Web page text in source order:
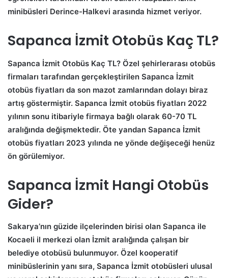
minibüsleri Derince-Halkevi arasında hizmet veriyor.
Sapanca İzmit Otobüs Kaç TL?
Sapanca İzmit Otobüs Kaç TL? Özel şehirlerarası otobüs
firmaları tarafından gerçekleştirilen Sapanca İzmit
otobüs fiyatları da son mazot zamlarından dolayı biraz
artış göstermiştir. Sapanca İzmit otobüs fiyatları 2022
yılının sonu itibariyle firmaya bağlı olarak 60-70 TL
aralığında değişmektedir. Öte yandan Sapanca İzmit
otobüs fiyatları 2023 yılında ne yönde değişeceği henüz
ön görülemiyor.
Sapanca İzmit Hangi Otobüs
Gider?
Sakarya’nın güzide ilçelerinden birisi olan Sapanca ile
Kocaeli il merkezi olan İzmit aralığında çalışan bir
belediye otobüsü bulunmuyor. Özel kooperatif
minibüslerinin yanı sıra, Sapanca İzmit otobüsleri ulusal